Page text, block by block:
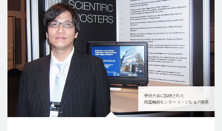
学術大会に招待された
顔面輪郭センター イ・ジヒョク院長